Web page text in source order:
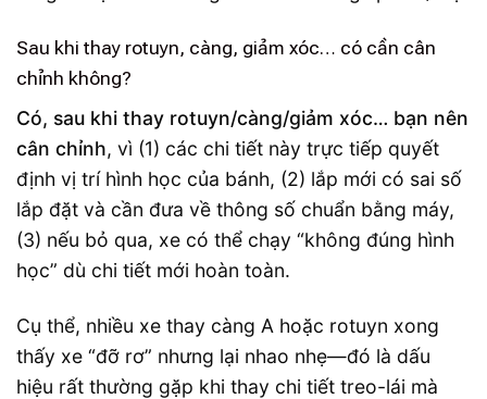
Sau khi thay rotuyn, càng, giảm xóc… có cần cân
chỉnh không?
Có, sau khi thay rotuyn/càng/giảm xóc… bạn nên
cân chỉnh, vì (1) các chi tiết này trực tiếp quyết
định vị trí hình học của bánh, (2) lắp mới có sai số
lắp đặt và cần đưa về thông số chuẩn bằng máy,
(3) nếu bỏ qua, xe có thể chạy “không đúng hình
học” dù chi tiết mới hoàn toàn.
Cụ thể, nhiều xe thay càng A hoặc rotuyn xong
thấy xe “đỡ rơ” nhưng lại nhao nhẹ—đó là dấu
hiệu rất thường gặp khi thay chi tiết treo-lái mà